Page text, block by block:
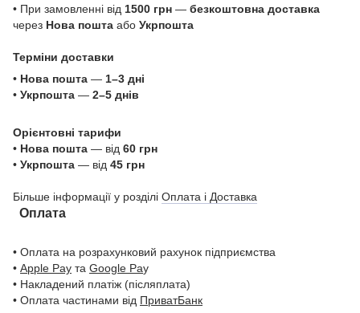
• При замовленні від 1500 грн — безкоштовна доставка
через Нова пошта або Укрпошта
Терміни доставки
• Нова пошта — 1–3 дні
• Укрпошта — 2–5 днів
Орієнтовні тарифи
• Нова пошта — від 60 грн
• Укрпошта — від 45 грн
Більше інформації у розділі Оплата і Доставка
Оплата
• Оплата на розрахунковий рахунок підприємства
• Apple Pay та Google Pay
• Накладений платіж (післяплата)
• Оплата частинами від ПриватБанк